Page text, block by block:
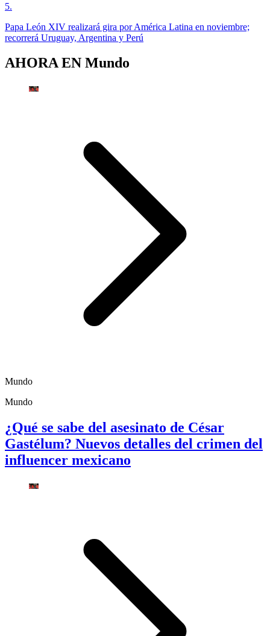
5.
Papa León XIV realizará gira por América Latina en noviembre;
recorrerá Uruguay, Argentina y Perú
AHORA EN Mundo
Mundo
Mundo
¿Qué se sabe del asesinato de César
Gastélum? Nuevos detalles del crimen del
influencer mexicano